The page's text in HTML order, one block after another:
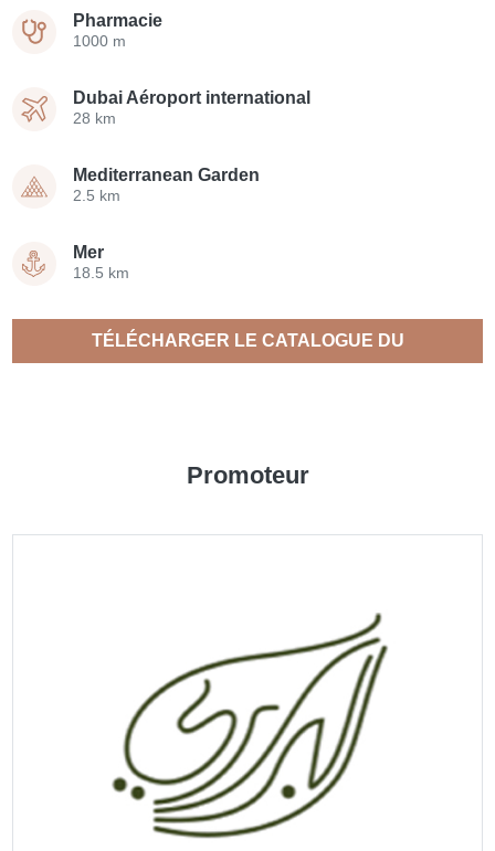
Pharmacie
1000 m
Dubai Aéroport international
28 km
Mediterranean Garden
2.5 km
Mer
18.5 km
TÉLÉCHARGER LE CATALOGUE DU
Promoteur